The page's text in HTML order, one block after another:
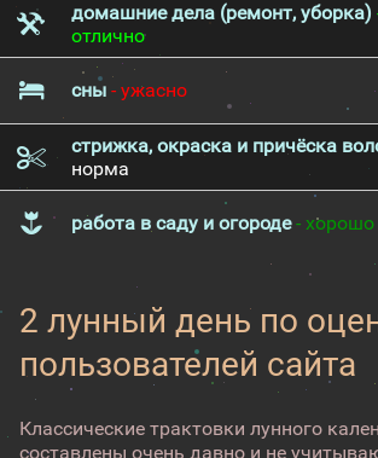
домашние дела (ремонт, уборка)
отлично
сны - ужасно
стрижка, окраска и причёска
норма
работа в саду и огороде- хорошо
2 лунный день по
пользователей сайта
Классические трактовки лунного
составлены очень давно и не